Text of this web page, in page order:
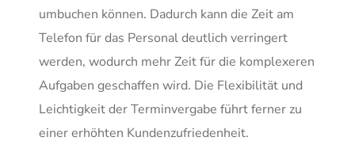
umbuchen können. Dadurch kann die Zeit am
Telefon für das Personal deutlich verringert
werden, wodurch mehr Zeit für die komplexeren
Aufgaben geschaffen wird. Die Flexibilität und
Leichtigkeit der Terminvergabe führt ferner zu
einer erhöhten Kundenzufriedenheit.